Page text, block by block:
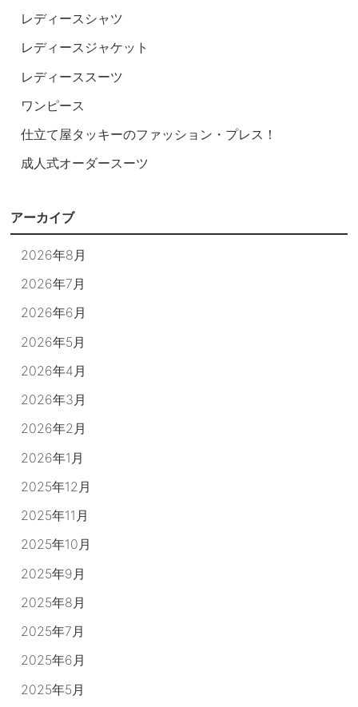
レディースシャツ
レディースジャケット
レディーススーツ
ワンピース
仕立て屋タッキーのファッション・プレス！
成人式オーダースーツ
アーカイブ
2026年8月
2026年7月
2026年6月
2026年5月
2026年4月
2026年3月
2026年2月
2026年1月
2025年12月
2025年11月
2025年10月
2025年9月
2025年8月
2025年7月
2025年6月
2025年5月